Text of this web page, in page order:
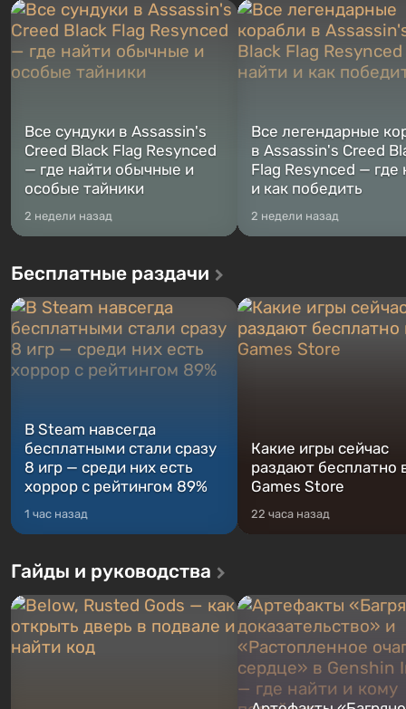
Место действия Fallout...
Жанр и...
Все сундуки в Assassin's
Creed Black Flag Resynced
— где найти обычные и
особые тайники
2 недели назад
Все легендарные
в Assassin's Creed
Flag Resynced — где
и как победить
2 недели назад
Бесплатные раздачи
В Steam навсегда
бесплатными стали сразу
8 игр — среди них есть
хоррор с рейтингом 89%
1 час назад
Какие игры сейчас
раздают бесплатно
Games Store
22 часа назад
Гайды и руководства